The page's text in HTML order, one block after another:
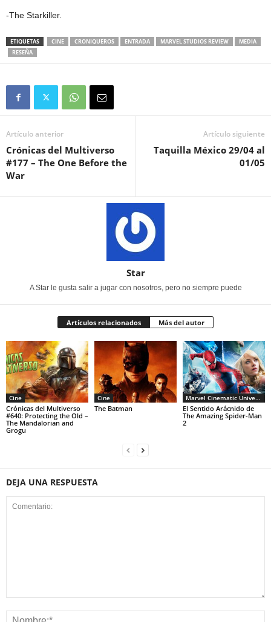
-The Starkiller.
ETIQUETAS CINE CRONIQUEROS ENTRADA MARVEL STUDIOS REVIEW
MEDIA
RESEÑA
Artículo anterior
Crónicas del Multiverso
#177 – The One Before the
War
Artículo siguiente
Taquilla México 29/04 al
01/05
Star
A Star le gusta salir a jugar con nosotros, pero no siempre puede
Artículos relacionados Más del autor
Cine
Crónicas del Multiverso
#640: Protecting the Old –
The Mandalorian and
Grogu
Cine
The Batman
Marvel Cinematic Universe
El Sentido Arácnido de
The Amazing Spider-Man
2
DEJA UNA RESPUESTA